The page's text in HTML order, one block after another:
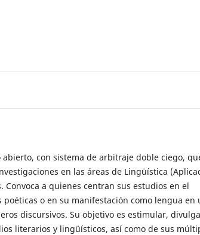
abierto, con sistema de arbitraje doble ciego,
en las áreas de Lingüística
a quienes centran sus estudios en el
poéticas o en su manifestación como lengua en
discursivos. Su objetivo es estimular,
literarios y lingüísticos, así como de sus